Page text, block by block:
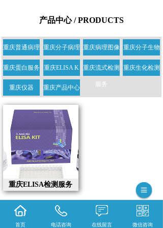
产品中心 / PRODUCTS
重庆普通病理
学服务
重庆分子病理
学服务
重庆病理图像
服务
重庆分子生物
学服务
重庆蛋白服务 重庆ELISA K
IT服务
重庆流式检测
服务
重庆生化检测
重庆仪器 重庆产品中心
重庆ELISA检测服务
365系统
首页 电话咨询 在线留言 微信咨询